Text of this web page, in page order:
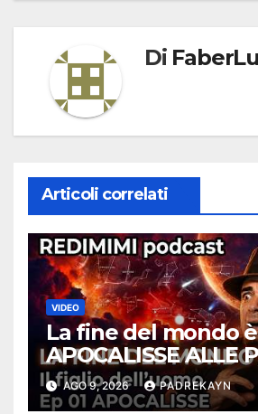
Di
Articoli correlati
VIDEO
La fine del mondo
APOCALISSE ALLE
01 – Redimimi
RELOADED
AGO 9, 2026 PADREKAYN